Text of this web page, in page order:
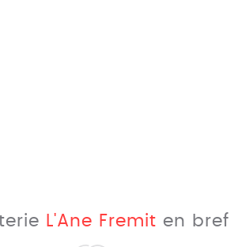
L'Ane Fremit en bref